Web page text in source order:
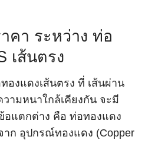
คา ระหว่าง ท่อ
เส้นตรง
งแดงเส้นตรง ที่ เส้นผ่าน
ามหนาใกล้เคียงกัน จะมี
อแตกต่าง คือ ท่อทองแดง
าก อุปกรณ์ทองแดง (Copper